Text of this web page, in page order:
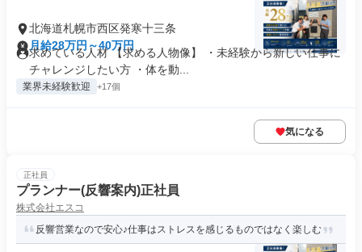
北海道札幌市西区発寒十三条
月給28万円～40万円
求めている人材 【求める人物像】 ・未経験から新しい仕事に
チャレンジしたい方 ・体を動...
業界未経験歓迎 +17個
気になる
正社員
プランナー(反響案内)正社員
株式会社エスコ
反響営業なので安心♪仕事はストレスを感じるものではなく楽しむ